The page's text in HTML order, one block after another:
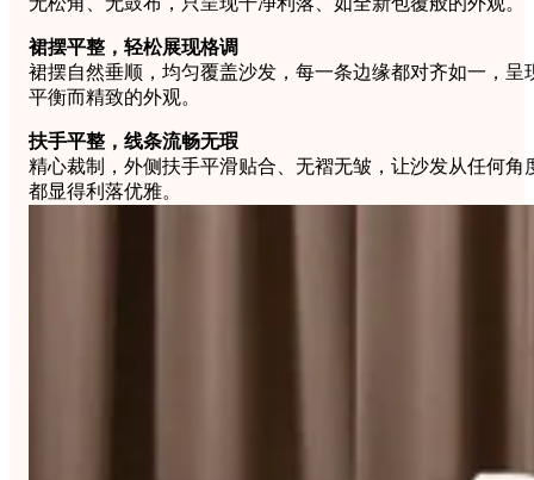
裙摆平整，轻松展现格调
裙摆自然垂顺，均匀覆盖沙发，每一条边缘都对齐如一，呈
平衡而精致的外观。
扶手平整，线条流畅无瑕
精心裁制，外侧扶手平滑贴合、无褶无皱，让沙发从任何角
都显得利落优雅。